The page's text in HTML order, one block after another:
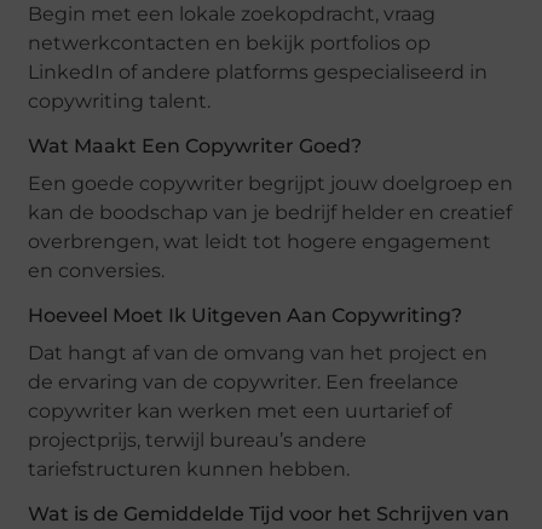
Begin met een lokale zoekopdracht, vraag
netwerkcontacten en bekijk portfolios op
LinkedIn of andere platforms gespecialiseerd in
copywriting talent.
Wat Maakt Een Copywriter Goed?
Een goede copywriter begrijpt jouw doelgroep en
kan de boodschap van je bedrijf helder en creatief
overbrengen, wat leidt tot hogere engagement
en conversies.
Hoeveel Moet Ik Uitgeven Aan Copywriting?
Dat hangt af van de omvang van het project en
de ervaring van de copywriter. Een freelance
copywriter kan werken met een uurtarief of
projectprijs, terwijl bureau’s andere
tariefstructuren kunnen hebben.
Wat is de Gemiddelde Tijd voor het Schrijven van